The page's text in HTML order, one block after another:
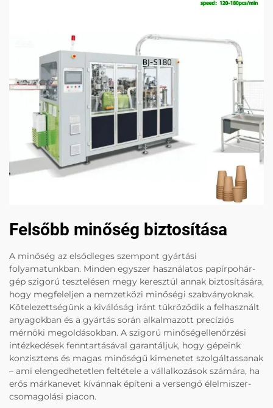
Felsőbb minőség biztosítása
A minőség az elsődleges szempont gyártási
folyamatunkban. Minden egyszer használatos papírpohár-
gép szigorú tesztelésen megy keresztül annak biztosítására,
hogy megfeleljen a nemzetközi minőségi szabványoknak.
Kötelezettségünk a kiválóság iránt tükröződik a felhasznált
anyagokban és a gyártás során alkalmazott precíziós
mérnöki megoldásokban. A szigorú minőségellenőrzési
intézkedések fenntartásával garantáljuk, hogy gépeink
konzisztens és magas minőségű kimenetet szolgáltassanak
– ami elengedhetetlen feltétele a vállalkozások számára, ha
erős márkanevet kívánnak építeni a versengő élelmiszer-
csomagolási piacon.